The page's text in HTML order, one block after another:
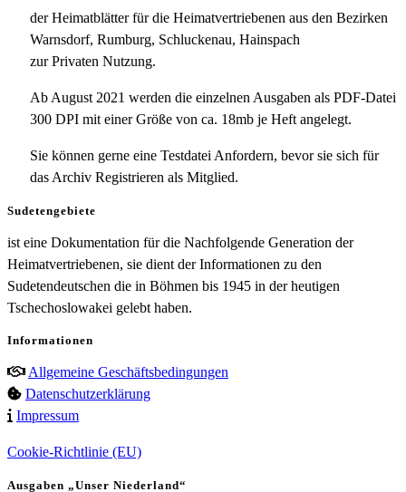
der Heimatblätter für die Heimatvertriebenen aus den Bezirken
Warnsdorf, Rumburg, Schluckenau, Hainspach
zur Privaten Nutzung.
Ab August 2021 werden die einzelnen Ausgaben als PDF-Datei
300 DPI mit einer Größe von ca. 18mb je Heft angelegt.
Sie können gerne eine Testdatei Anfordern, bevor sie sich für
das Archiv Registrieren als Mitglied.
Sudetengebiete
ist eine Dokumentation für die Nachfolgende Generation der
Heimatvertriebenen, sie dient der Informationen zu den
Sudetendeutschen die in Böhmen bis 1945 in der heutigen
Tschechoslowakei gelebt haben.
Informationen
Allgemeine Geschäftsbedingungen
Datenschutzerklärung
Impressum
Cookie-Richtlinie (EU)
Ausgaben „Unser Niederland“